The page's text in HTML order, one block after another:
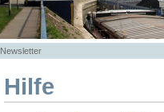
Newsletter
Hilfe